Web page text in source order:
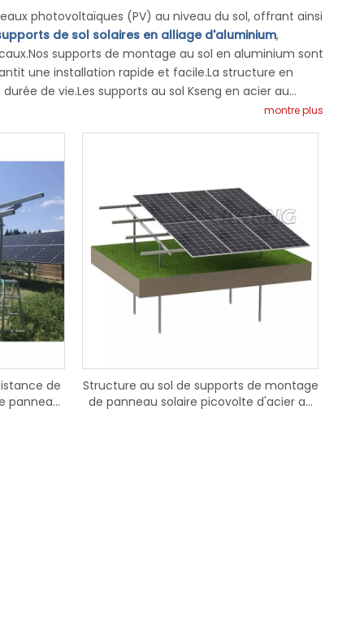
du
photovoltaïques (PV) au niveau du sol, offrant ainsi
de sol solaires en alliage d'aluminium,
supports de montage au sol en aluminium sont
une installation rapide et facile.La structure en
de vie.Les supports au sol Kseng en acier au
égales ou inégales.La conception modulaire
avec les modules monofaciaux et bifaciaux
montre plus
de
panneau
Structure au sol de supports de montage
de panneau solaire picovolte d'acier au